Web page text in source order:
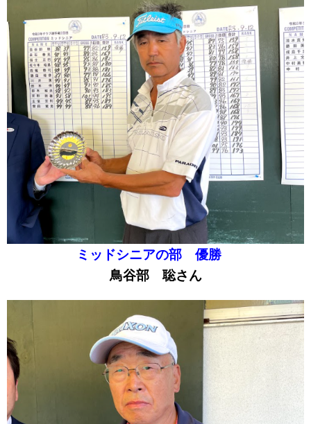
ミッドシニアの部
優勝
鳥谷部 聡さん